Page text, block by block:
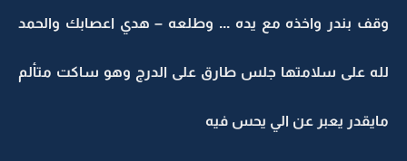
وقف بندر واخذه مع يده ... وطلعه – هدي اعصابك والحمد
لله على سلامتها جلس طارق على الدرج وهو ساكت متألم
مايقدر يعبر عن الي يحس فيه